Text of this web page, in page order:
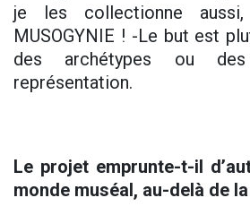
je les collectionne
MUSOGYNIE ! -Le but est
des archétypes ou
représentation.
Le projet emprunte-t-il
monde muséal, au-delà de